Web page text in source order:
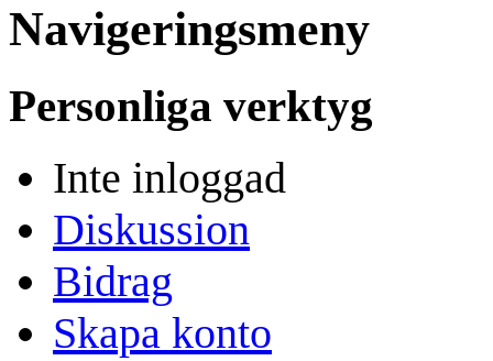
Navigeringsmeny
Personliga verktyg
Inte inloggad
Diskussion
Bidrag
Skapa konto